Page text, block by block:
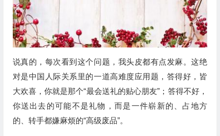
说真的，每次看到这个问题，我头皮都有点发麻。这绝
对是中国人际关系里的一道高难度应用题，答得好，皆
大欢喜，你就是那个“最会送礼的贴心朋友”；答得不好，
你送出去的可能不是礼物，而是一件崭新的、占地方
的、转手都嫌麻烦的“高级废品”。